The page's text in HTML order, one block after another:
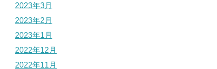
2023年3月
2023年2月
2023年1月
2022年12月
2022年11月